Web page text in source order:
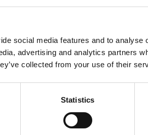
social media features and to analyse
advertising and analytics partners
collected from your use of their
Statistics